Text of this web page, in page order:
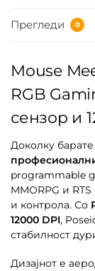
Прегледи 0
Mouse
RGB
сензор и
Доколку барате
programmable
MMORPG и
и контрола. Со
12000 DPI,
стабилност
Дизајнот е